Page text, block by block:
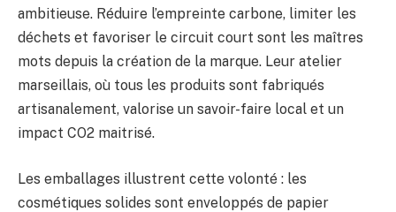
ambitieuse. Réduire l’empreinte carbone, limiter les
déchets et favoriser le circuit court sont les maîtres
mots depuis la création de la marque. Leur atelier
marseillais, où tous les produits sont fabriqués
artisanalement, valorise un savoir-faire local et un
impact CO2 maitrisé.
Les emballages illustrent cette volonté : les
cosmétiques solides sont enveloppés de papier